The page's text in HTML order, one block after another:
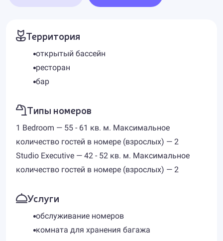
Территория
открытый бассейн
ресторан
бар
Типы номеров
1 Bedroom — 55 - 61 кв. м. Максимальное
количество гостей в номере (взрослых) — 2
Studio Executive — 42 - 52 кв. м. Максимальное
количество гостей в номере (взрослых) — 2
Услуги
обслуживание номеров
комната для хранения багажа